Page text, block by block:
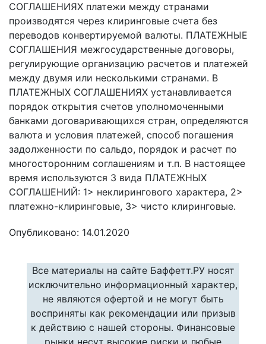
СОГЛАШЕНИЯХ платежи между странами
производятся через клиринговые счета без
переводов конвертируемой валюты. ПЛАТЕЖНЫЕ
СОГЛАШЕНИЯ межгосударственные договоры,
регулирующие организацию расчетов и платежей
между двумя или несколькими странами. В
ПЛАТЕЖНЫХ СОГЛАШЕНИЯХ устанавливается
порядок открытия счетов уполномоченными
банками договаривающихся стран, определяются
валюта и условия платежей, способ погашения
задолженности по сальдо, порядок и расчет по
многосторонним соглашениям и т.п. В настоящее
время используются 3 вида ПЛАТЕЖНЫХ
СОГЛАШЕНИЙ: 1> неклирингового характера, 2>
платежно-клиринговые, 3> чисто клиринговые.
Опубликовано: 14.01.2020
Все материалы на сайте Баффетт.РУ носят
исключительно информационный характер,
не являются офертой и не могут быть
восприняты как рекомендации или призыв
к действию с нашей стороны. Финансовые